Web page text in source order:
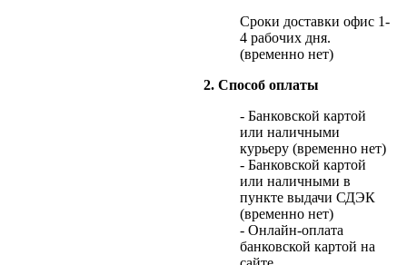
Сроки доставки офис 1-
4 рабочих дня.
(временно нет)
2. Способ оплаты
- Банковской картой
или наличными
курьеру (временно нет)
- Банковской картой
или наличными в
пункте выдачи СДЭК
(временно нет)
- Онлайн-оплата
банковской картой на